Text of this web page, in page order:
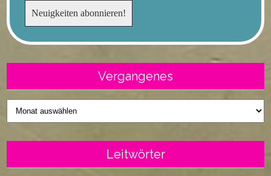
Vergangenes
Vergangenes
Leitwörter